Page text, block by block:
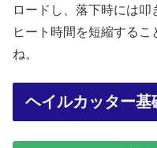
ロードし、落下時には
ヒート時間を短縮する
ね。
ヘイルカッター基